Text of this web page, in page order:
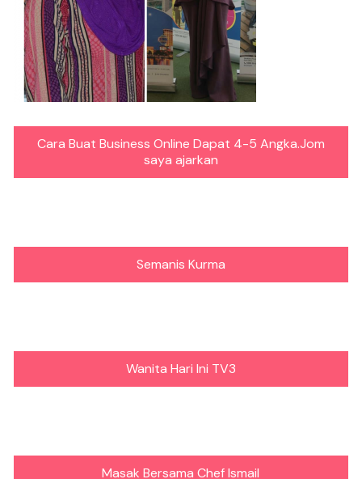
Cara Buat Business Online Dapat 4-5 Angka.Jom
saya ajarkan
Semanis Kurma
Wanita Hari Ini TV3
Masak Bersama Chef Ismail